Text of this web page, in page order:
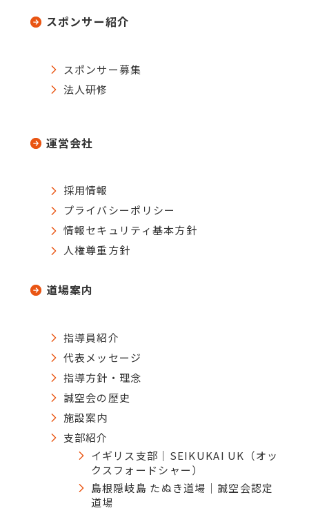
道場案内
指導員紹介
代表メッセージ
指導方針・理念
誠空会の歴史
施設案内
支部紹介
イギリス支部｜SEIKUKAI UK（オッ
クスフォードシャー）
島根隠岐島 たぬき道場｜誠空会認定
道場
スポンサー紹介
スポンサー募集
法人研修
運営会社
採用情報
プライバシーポリシー
情報セキュリティ基本方針
人権尊重方針